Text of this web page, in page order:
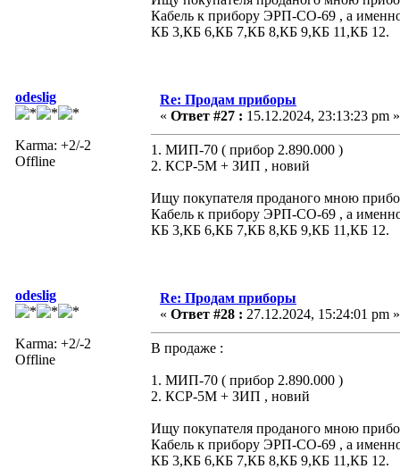
Кабель к прибору ЭРП-СО-69 , а
КБ 3,КБ 6,КБ 7,КБ 8,КБ 9,КБ 11,КБ 12.
odeslig
Karma: +2/-2
Offline
Re: Продам приборы
« Ответ #27 : 15.12.2024, 23:13:23 pm »
1. МИП-70 ( прибор 2.890.000 )
2. КСР-5М + ЗИП , новий
Ищу покупателя проданого мною
Кабель к прибору ЭРП-СО-69 , а
КБ 3,КБ 6,КБ 7,КБ 8,КБ 9,КБ 11,КБ 12.
odeslig
Karma: +2/-2
Offline
Re: Продам приборы
« Ответ #28 : 27.12.2024, 15:24:01 pm »
В продаже :
1. МИП-70 ( прибор 2.890.000 )
2. КСР-5М + ЗИП , новий
Ищу покупателя проданого мною
Кабель к прибору ЭРП-СО-69 , а
КБ 3,КБ 6,КБ 7,КБ 8,КБ 9,КБ 11,КБ 12.